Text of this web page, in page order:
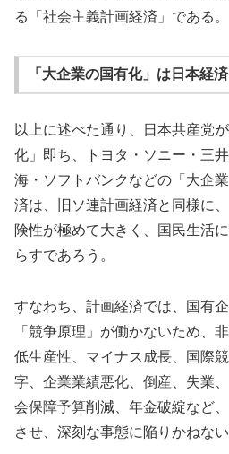
る「社会主義計画経済」である。
「大企業の国有化」は日本経
以上に述べた通り、日本共産党
化」即ち、トヨタ・ソニー・三
海・ソフトバンクなどの「大企
済は、旧ソ連計画経済と同様に
険性が極めて大きく、国民生活
らすであろう。
すなわち、計画経済では、国有
「競争原理」が働かないため、
低生産性、マイナス成長、国際
字、企業業績悪化、倒産、失業
会保障予算削減、年金破綻など
させ、深刻な事態に陥りかねない